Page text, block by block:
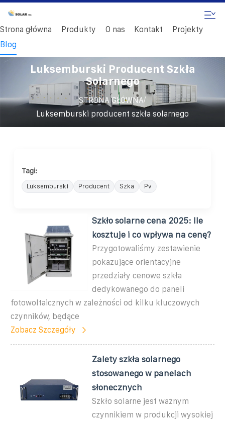
Strona główna Produkty O nas Kontakt
Projekty
Blog
Luksemburski Producent Szkła
Solarnego
STRONA GŁÓWNA/
Luksemburski producent szkła solarnego
Tagi:
Luksemburski Producent Szka Pv
Szkło solarne cena 2025: Ile
kosztuje i co wpływa na cenę?
Przygotowaliśmy zestawienie
pokazujące orientacyjne
przedziały cenowe szkła
dedykowanego do paneli
fotowoltaicznych w zależności od kilku kluczowych
czynników, będące
Zobacz Szczegóły
Zalety szkła solarnego
stosowanego w panelach
słonecznych
Szkło solarne jest ważnym
czynnikiem w produkcji wysokiej